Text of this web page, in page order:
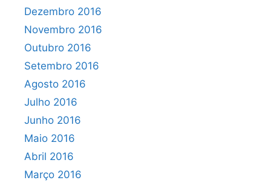
Dezembro 2016
Novembro 2016
Outubro 2016
Setembro 2016
Agosto 2016
Julho 2016
Junho 2016
Maio 2016
Abril 2016
Março 2016